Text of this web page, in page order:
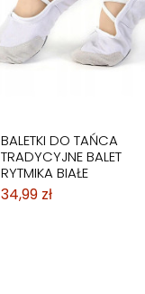
BALETKI DO TAŃCA
TRADYCYJNE BALET
RYTMIKA BIAŁE
34,99 zł